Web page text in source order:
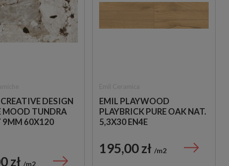
DESIGN
MOOD TUNDRA
9MM 60X120
zł m2
EMIL PLAYWOOD
PLAYBRICK PURE OAK NAT.
5,3X30 EN4E
PŁYTKA CEGIEŁKA
195,00 zł m2